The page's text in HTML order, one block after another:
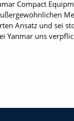
Compact
Ansatz und sei
Yanmar uns